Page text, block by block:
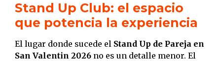
Stand Up Club: el espacio
que potencia la experiencia
El lugar donde sucede el Stand Up de Pareja en
San Valentin 2026 no es un detalle menor. El